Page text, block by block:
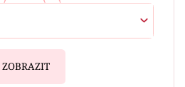
ZOBRAZIT